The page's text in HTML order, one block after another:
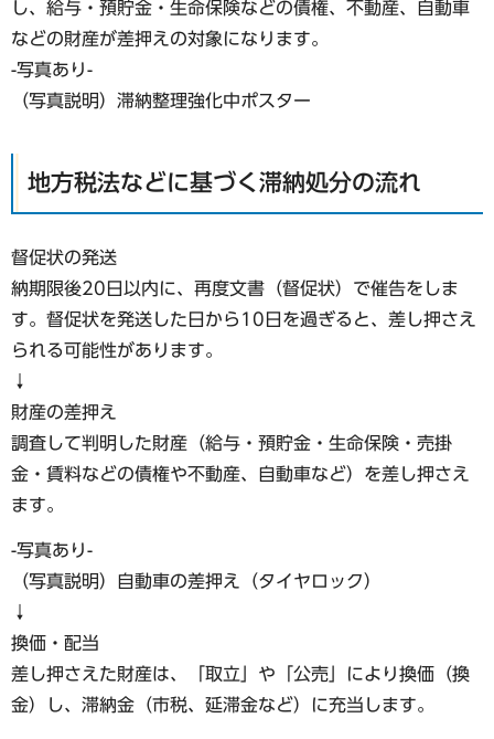
し、給与・預貯金・生命保険などの債権、不動産、自動車
などの財産が差押えの対象になります。
-写真あり-
（写真説明）滞納整理強化中ポスター
地方税法などに基づく滞納処分の流れ
督促状の発送
納期限後20日以内に、再度文書（督促状）で催告をしま
す。督促状を発送した日から10日を過ぎると、差し押さえ
られる可能性があります。
↓
財産の差押え
調査して判明した財産（給与・預貯金・生命保険・売掛
金・賃料などの債権や不動産、自動車など）を差し押さえ
ます。
-写真あり-
（写真説明）自動車の差押え（タイヤロック）
↓
換価・配当
差し押さえた財産は、「取立」や「公売」により換価（換
金）し、滞納金（市税、延滞金など）に充当します。